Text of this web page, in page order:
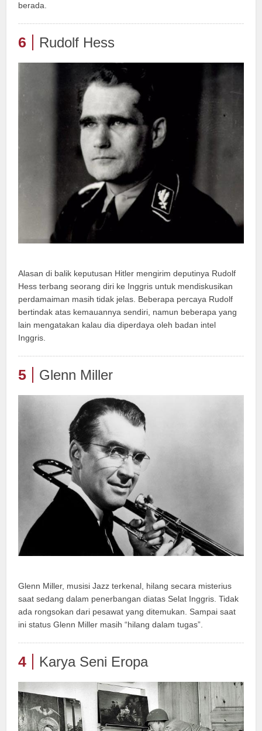
berada.
6 Rudolf Hess
Alasan di balik keputusan Hitler mengirim deputinya Rudolf
Hess terbang seorang diri ke Inggris untuk mendiskusikan
perdamaiman masih tidak jelas. Beberapa percaya Rudolf
bertindak atas kemauannya sendiri, namun beberapa yang
lain mengatakan kalau dia diperdaya oleh badan intel
Inggris.
5 Glenn Miller
Glenn Miller, musisi Jazz terkenal, hilang secara misterius
saat sedang dalam penerbangan diatas Selat Inggris. Tidak
ada rongsokan dari pesawat yang ditemukan. Sampai saat
ini status Glenn Miller masih “hilang dalam tugas”.
4 Karya Seni Eropa